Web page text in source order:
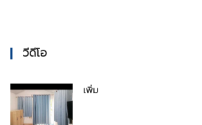
วีดีโอ
เพิ่ม